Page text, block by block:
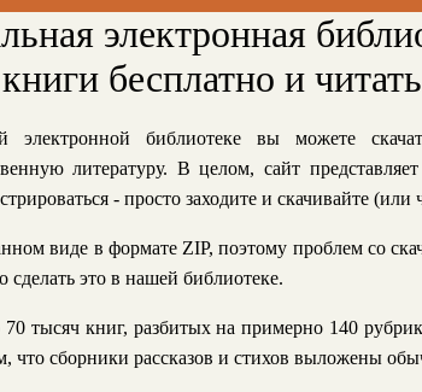
электронная
книги бесплатно и
электронной библиотеке вы можете
литературу. В целом, сайт
- просто заходите и скачивайте (или
виде в формате ZIP, поэтому проблем со
это в нашей библиотеке.
тысяч книг, разбитых на примерно 140
что сборники рассказов и стихов выложены